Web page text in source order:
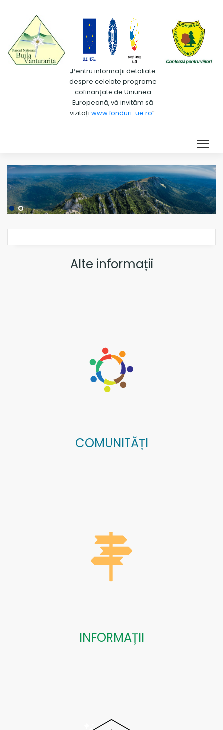
„Pentru informații detaliate
despre celelate programe
cofinanțate de Uniunea
Europeană, vă invităm să
vizitați www.fonduri-ue.ro”.
Alte informații
COMUNITĂȚI
INFORMAȚII